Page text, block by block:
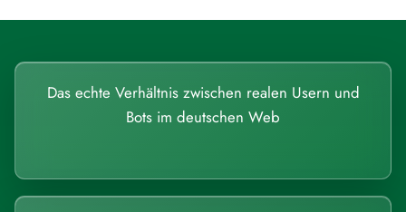
Das echte Verhältnis zwischen realen Usern und
Bots im deutschen Web